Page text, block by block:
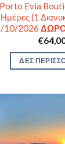
Evia
(1
10/2026 ΔΩΡΟ
€
ΔΕΣ